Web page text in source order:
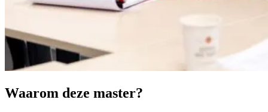
Waarom deze master?